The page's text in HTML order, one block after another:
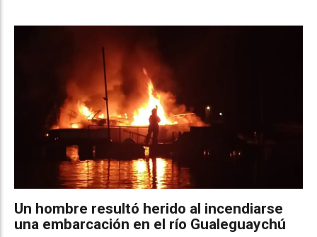
Un hombre resultó herido al incendiarse
una embarcación en el río Gualeguaychú